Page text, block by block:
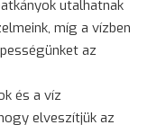
utalhatnak
míg a vízben
az
és a víz
elveszítjük az